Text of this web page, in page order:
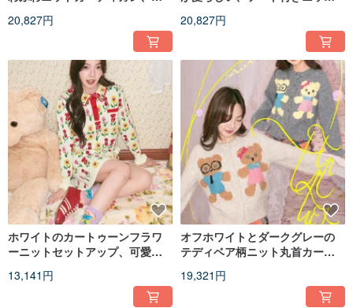
20,827円 20,827円
ホワイトのカートゥーンフラワ
ーニットセットアップ、可愛ら
13,141円
オフホワイトとダークグレーの
テディベア柄ニット丸首カーデ
19,321円